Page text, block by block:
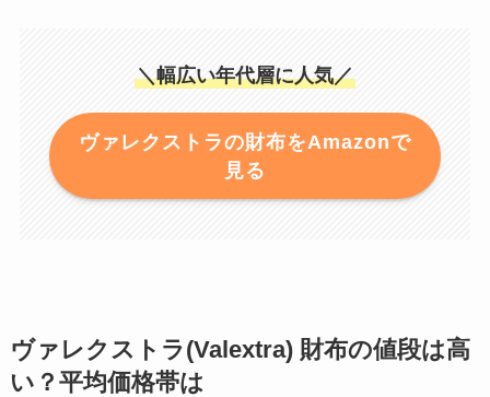
＼幅広い年代層に人気／
ヴァレクストラの財布をAmazonで
見る
ヴァレクストラ(Valextra) 財布の値段は高
い？平均価格帯は